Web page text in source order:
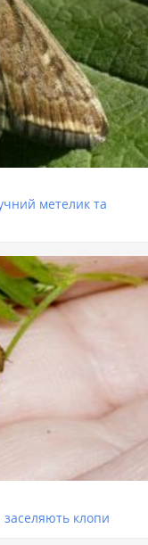
метелик та
клопи